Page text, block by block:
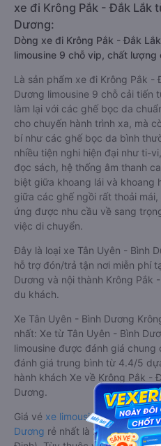
xe đi Krông Pắk - Đắk Lắk
Dương:
Dòng xe đi Krông Pắk - Đắk
limousine 9 chỗ vip, chất lượng
Là sản phẩm xe đi Krông Pắk -
Dương limousine 9 chỗ cải tiến
làm lại với các ghế bọc da
cho chuyến hành trình xa, mà
bí như các ghế bọc da bình
nhiều tiện nghi hiện đại như ti-
đọc sách, hệ thống âm thanh
biệt giữa khoang lái và khoang
giữa các ghế ngồi rất thoải
ứng được nhu cầu về sang
việc di chuyển.
Đây là loại xe Tân Uyên - Bình
hỗ trợ đón/trả tận nơi miễn phí
Dương và nội thành Krông Pắk
du khách.
Xe Tân Uyên - Bình Dương
nhất: Xe từ Tân Uyên - Bình
limousine được đánh giá
đánh giá trung bình từ 4.4/5
hành khách Xe về Krông Pắk -
Dương.
Giá vé xe limousine đi Krông
Dương rẻ nhất là 270000VND